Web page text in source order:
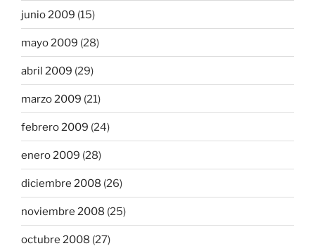
junio 2009 (15)
mayo 2009 (28)
abril 2009 (29)
marzo 2009 (21)
febrero 2009 (24)
enero 2009 (28)
diciembre 2008 (26)
noviembre 2008 (25)
octubre 2008 (27)